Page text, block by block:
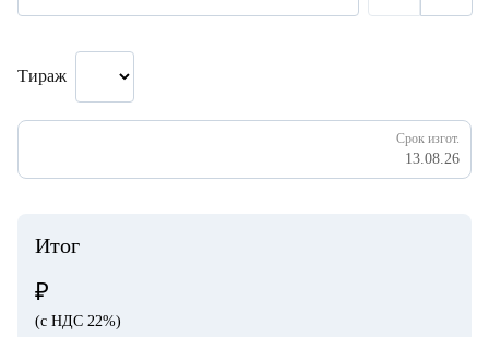
Тираж
Срок изгот.
13.08.26
Итог
₽
(с НДС 22%)